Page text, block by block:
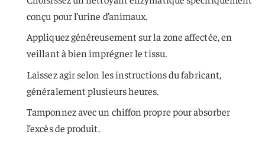
conçu pour l’urine d’animaux.
Appliquez généreusement sur la zone affectée, en
veillant à bien imprégner le tissu.
Laissez agir selon les instructions du fabricant,
généralement plusieurs heures.
Tamponnez avec un chiffon propre pour absorber
l’excès de produit.